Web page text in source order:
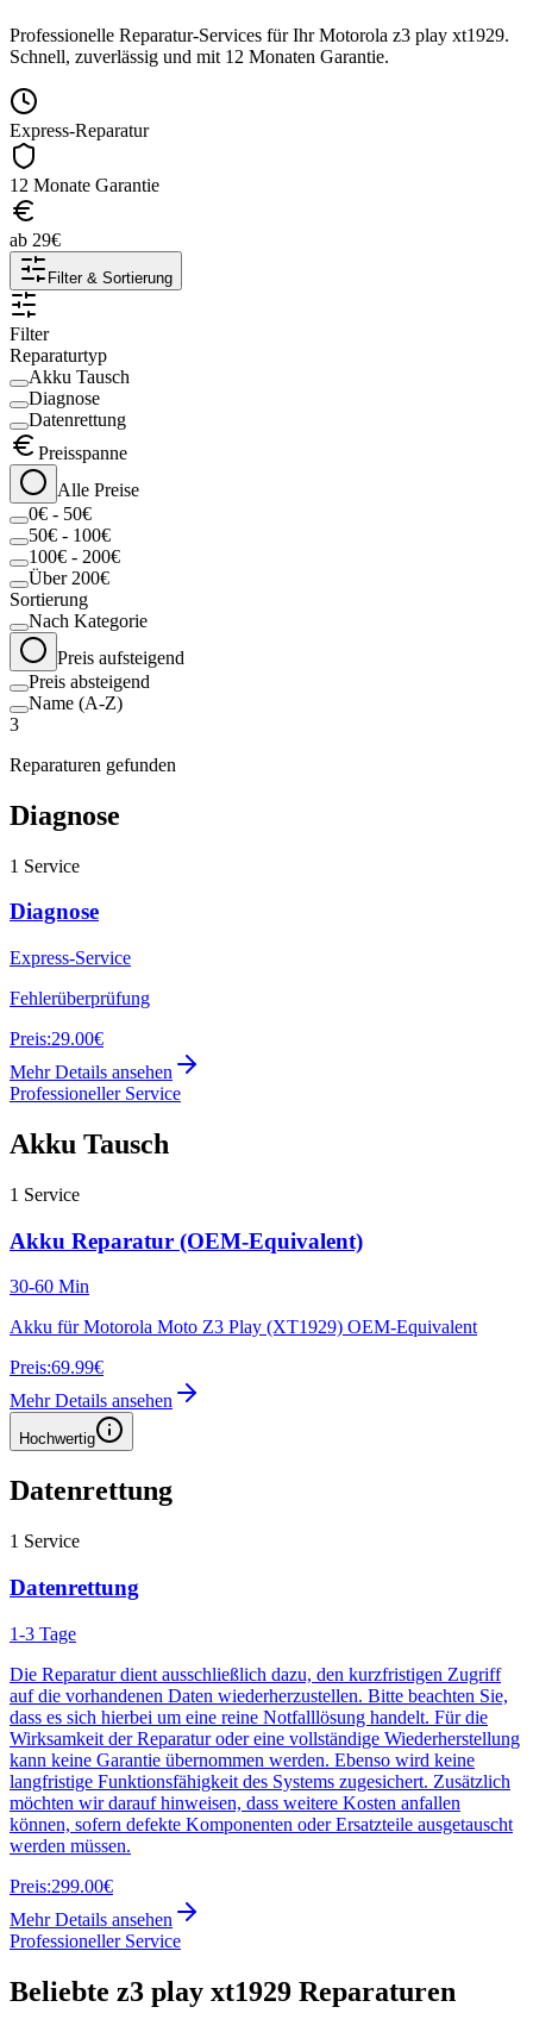
Professionelle Reparatur-Services für IhrMotorola z3 play xt1929.
Schnell, zuverlässig und mit 12 Monaten Garantie.
Express-Reparatur
12 Monate Garantie
ab 29€
Filter & Sortierung
Filter
Reparaturtyp
Akku Tausch
Diagnose
Datenrettung
Preisspanne
Alle Preise
0€ - 50€
50€ - 100€
100€ - 200€
Über 200€
Sortierung
Nach Kategorie
Preis aufsteigend
Preis absteigend
Name (A-Z)
3
Reparaturen gefunden
Diagnose
1 Service
Diagnose
Express-Service
Fehlerüberprüfung
Preis:29.00€
Mehr Details ansehen
Professioneller Service
Akku Tausch
1 Service
Akku Reparatur (OEM-Equivalent)
30-60 Min
Akku für Motorola Moto Z3 Play (XT1929) OEM-Equivalent
Preis:69.99€
Mehr Details ansehen
Hochwertig
Datenrettung
1 Service
Datenrettung
1-3 Tage
Die Reparatur dient ausschließlich dazu, den kurzfristigen Zugriff
auf die vorhandenen Daten wiederherzustellen. Bitte beachten Sie,
dass es sich hierbei um eine reine Notfalllösung handelt. Für die
Wirksamkeit der Reparatur oder eine vollständige Wiederherstellung
kann keine Garantie übernommen werden. Ebenso wird keine
langfristige Funktionsfähigkeit des Systems zugesichert. Zusätzlich
möchten wir darauf hinweisen, dass weitere Kosten anfallen
können, sofern defekte Komponenten oder Ersatzteile ausgetauscht
werden müssen.
Preis:299.00€
Mehr Details ansehen
Professioneller Service
Beliebte z3 play xt1929 Reparaturen